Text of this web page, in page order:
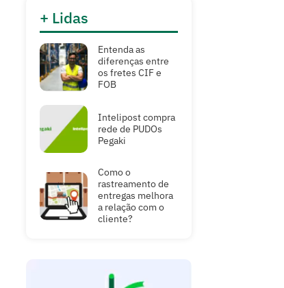
+ Lidas
Entenda as
diferenças entre
os fretes CIF e
FOB
Intelipost compra
rede de PUDOs
Pegaki
Como o
rastreamento de
entregas melhora
a relação com o
cliente?